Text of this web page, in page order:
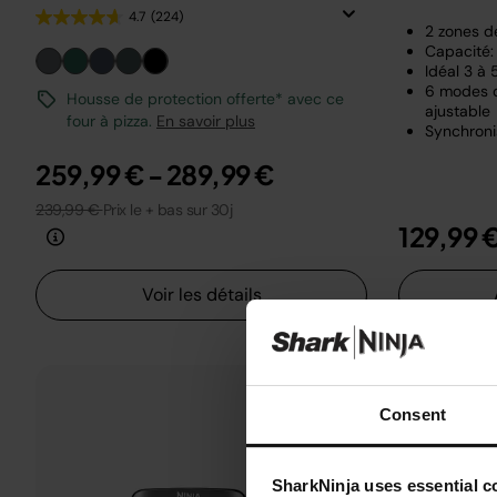
Consent
SharkNinja uses essential
4.7 (224)
Housse de protection offerte* avec ce
four à pizza. En savoir plus
259,99 € - 289,99 €
239,99 €Prix le + bas sur 30j
Voir les détails
2 zones
Idéal 3 à
6 modes
ajustable
129,99